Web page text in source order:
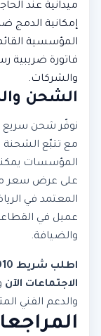
ميدانية عند
إمكانية الدمج
المؤسسية
فاتورة ضريبية
والشركات.
الشحن
نوفّر شحن سريع
مع تتبّع
المؤسسات
على عرض سعر
عميل في
والضيافة.
الاجتماعات الآن
والدعم الفني